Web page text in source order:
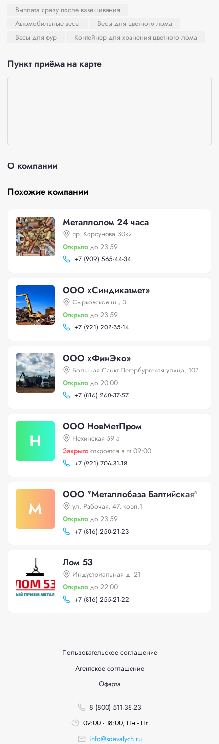
Выплата сразу после взвешивания
Автомобильные весы
Весы для цветного лома
Весы для фур
Контейнер для хранения цветного лома
Пункт приёма на карте
О компании
Похожие компании
Металлолом 24 часа
пр. Корсунова 30к2
Открыто до 23:59
+7 (909) 565-44-34
ООО «Синдикатмет»
Сырковское ш., 3
Открыто до 23:59
+7 (921) 202-35-14
ООО «ФинЭко»
Большая Санкт-Петербургская улица, 107
Открыто до 20:00
+7 (816) 260-37-57
Н
ООО НовМетПром
Нехинская 59 а
Закрыто откроется в пт 09:00
+7 (921) 706-31-18
М
ООО "Металлобаза Балтийская"
ул. Рабочая, 47, корп.1
Открыто до 23:59
+7 (816) 250-21-23
Лом 53
Индустриальная д. 21
Открыто до 22:00
+7 (816) 255-21-22
Пользовательское соглашение
Агентское соглашение
Оферта
8 (800) 511-38-23
09:00 - 18:00, Пн - Пт
info@sdavalych.ru